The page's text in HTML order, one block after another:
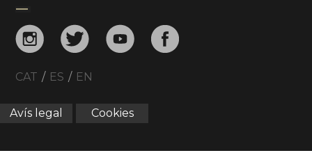
CAT / ES / EN
Avís legal Cookies